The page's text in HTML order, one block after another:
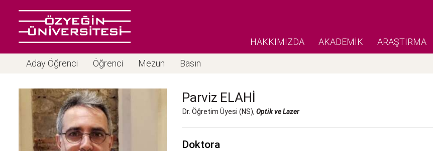
HAKKIMIZDA AKADEMİK ARAŞTIRMA
Aday Öğrenci Öğrenci Mezun Basın
Parviz ELAHİ
Dr. Öğretim Üyesi (NS), Optik ve Lazer
Doktora